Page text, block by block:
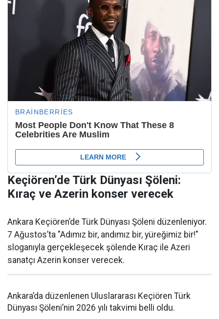
Keçiören’de Türk Dünyası Şöleni:
Kıraç ve Azerin konser verecek
Ankara Keçiören’de Türk Dünyası Şöleni düzenleniyor.
7 Ağustos’ta "Adımız bir, andımız bir, yüreğimiz bir!"
sloganıyla gerçekleşecek şölende Kıraç ile Azeri
sanatçı Azerin konser verecek.
Ankara’da düzenlenen Uluslararası Keçiören Türk
Dünyası Şöleni’nin 2026 yılı takvimi belli oldu.